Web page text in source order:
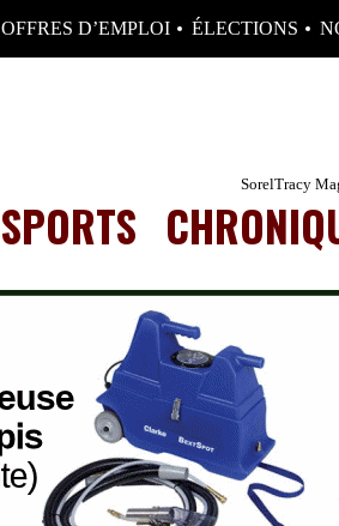
OFFRES D’EMPLOI ÉLECTIONS
SorelTracy
SPORTS